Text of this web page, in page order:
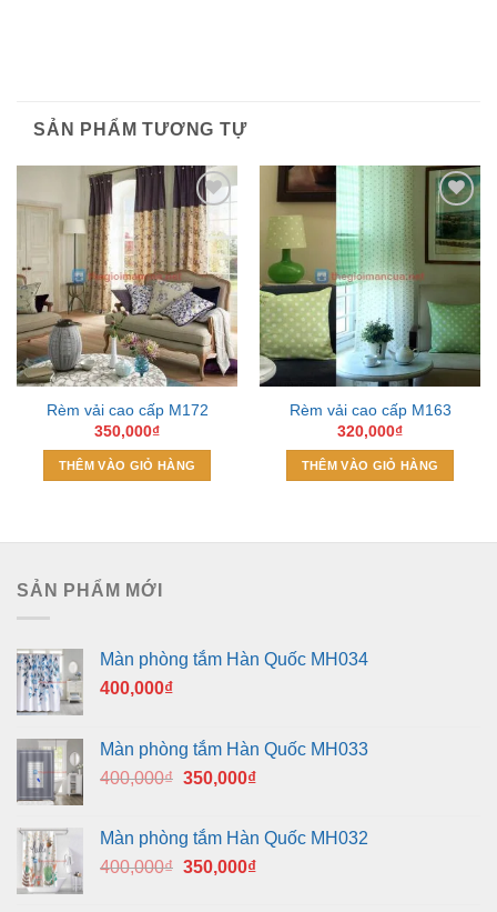
SẢN PHẨM TƯƠNG TỰ
Add to
Wishlist
Rèm vải cao cấp M172
350,000₫
THÊM VÀO GIỎ HÀNG
Add to
Wishlist
Rèm vải cao cấp M163
320,000₫
THÊM VÀO GIỎ HÀNG
SẢN PHẨM MỚI
Màn phòng tắm Hàn Quốc MH034
400,000₫
Màn phòng tắm Hàn Quốc MH033
400,000₫ Giá
400,000₫.
350,000₫Giá
là:
350,000₫.
Màn phòng tắm Hàn Quốc MH032
400,000₫ Giá
350,000₫Giá